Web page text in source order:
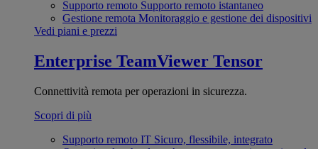
Supporto remoto Supporto remoto istantaneo
Gestione remota Monitoraggio e gestione dei dispositivi
Vedi piani e prezzi
Enterprise TeamViewer Tensor
Connettività remota per operazioni in sicurezza.
Scopri di più
Supporto remoto IT Sicuro, flessibile, integrato